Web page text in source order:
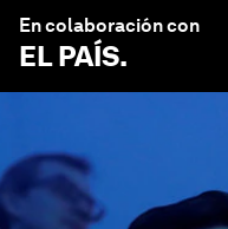
En colaboración con
EL PAÍS.